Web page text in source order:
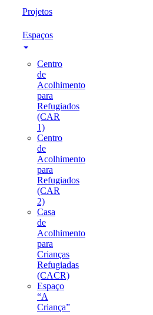
Projetos
Espaços
Centro
de
Acolhimento
para
Refugiados
(CAR
1)
Centro
de
Acolhimento
para
Refugiados
(CAR
2)
Casa
de
Acolhimento
para
Crianças
Refugiadas
(CACR)
Espaço
“A
Criança”